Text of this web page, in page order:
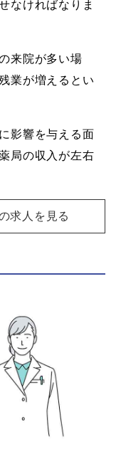
なければなりま
来院が多い場
業が増えるとい
影響を与える面
局の収入が左右
求人を見る